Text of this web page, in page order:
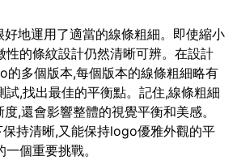
地運用了適當的線條粗細。即使縮小
性的條紋設計仍然清晰可辨。在設計
的多個版本,每個版本的線條粗細略有
試,找出最佳的平衡點。記住,線條粗細
,還會影響整體的視覺平衡和美感。
持清晰,又能保持logo優雅外觀的平
個重要挑戰。